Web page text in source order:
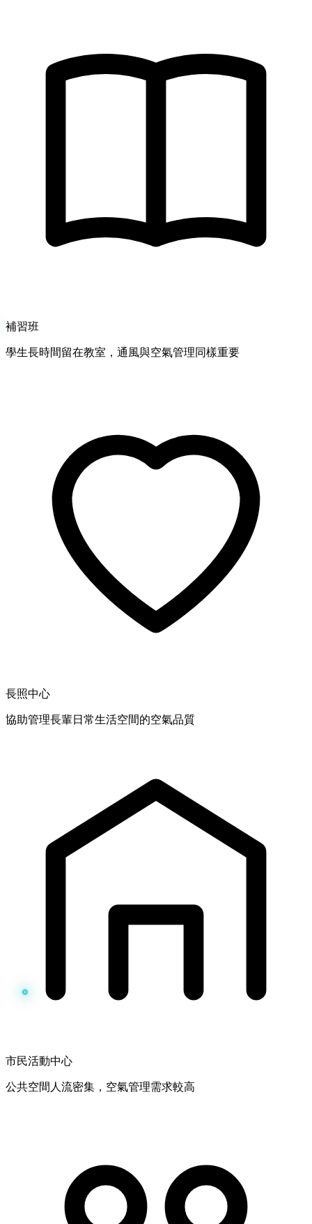
補習班
學生長時間留在教室，通風與空氣管理同樣重要
長照中心
協助管理長輩日常生活空間的空氣品質
市民活動中心
公共空間人流密集，空氣管理需求較高